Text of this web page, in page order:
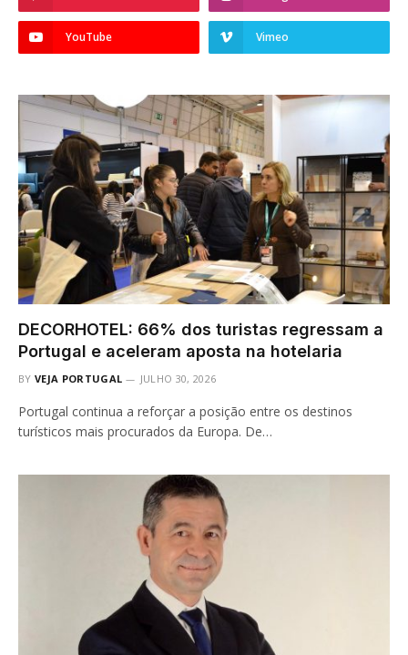
YouTube Vimeo
DECORHOTEL: 66% dos turistas regressam a
Portugal e aceleram aposta na hotelaria
BY VEJA PORTUGAL JULHO 30, 2026
Portugal continua a reforçar a posição entre os destinos
turísticos mais procurados da Europa. De…